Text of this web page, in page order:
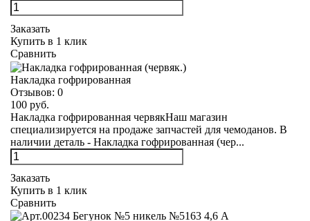
Заказать
Купить в 1 клик
Сравнить
Накладка гофрированная
Отзывов: 0
100 руб.
Накладка гофрированная червякНаш магазин
специализируется на продаже запчастей для чемоданов. В
наличии деталь - Накладка гофрированная (чер...
Заказать
Купить в 1 клик
Сравнить